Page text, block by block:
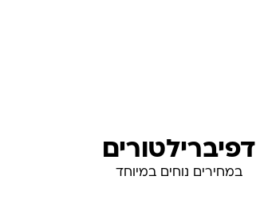
דפיברילטורים
במחירים נוחים במיוחד